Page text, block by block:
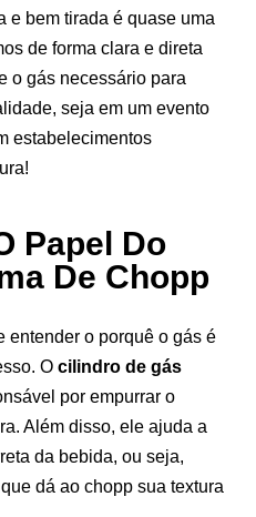
e bem tirada é quase uma
de forma clara e direta
o gás necessário para
seja em um evento
estabelecimentos
Papel Do
De Chopp
entender o porquê o gás é
O cilindro de gás
por empurrar o
Além disso, ele ajuda a
da bebida, ou seja,
dá ao chopp sua textura